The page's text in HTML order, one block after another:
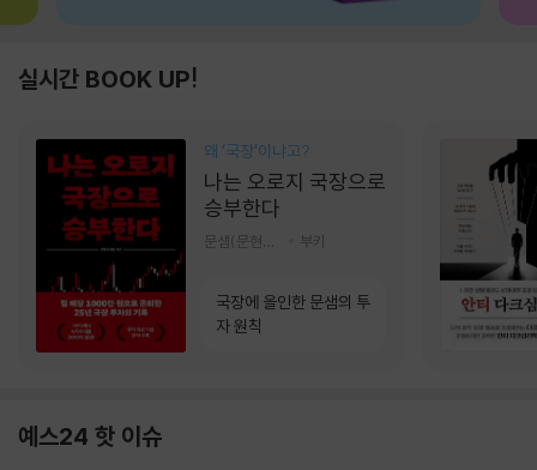
실시간 BOOK UP!
왜 ‘국장‘이냐고?
나는 오로지 국장으로
승부한다
부키
국장에 올인한 문샘의 투
자 원칙
예스24 핫 이슈